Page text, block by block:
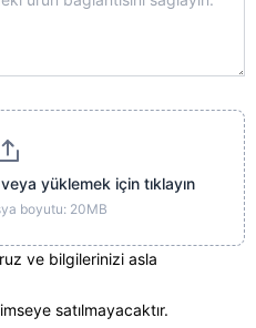
yüklemek için tıklayın
boyutu: 20MB
ve bilgilerinizi asla
satılmayacaktır.